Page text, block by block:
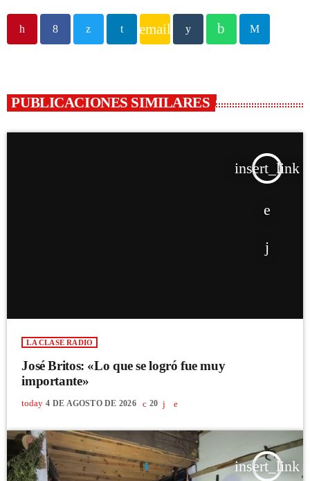
email
PUBLICACIONES SIMILARES
insert_link
LA CLASE RADIO
José Britos: «Lo que se logró fue muy
importante»
today 4 DE AGOSTO DE 2026 20
insert_link